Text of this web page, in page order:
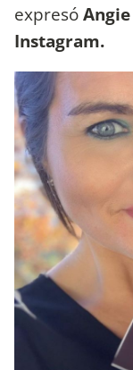
expresó
Instagram.